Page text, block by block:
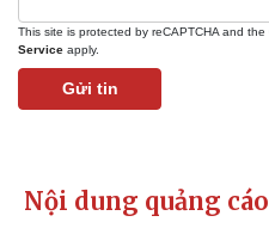
Pháp luật
This site is protected by reCAPTCHA and the
Service apply.
Gửi tin